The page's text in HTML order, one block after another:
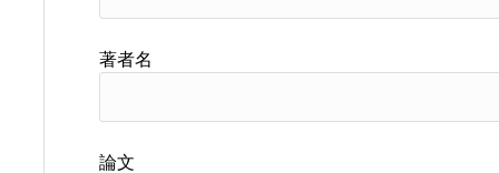
著者名
論文